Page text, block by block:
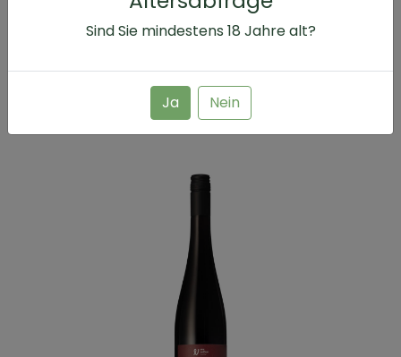
Sind Sie mindestens 18 Jahre alt?
Ja Nein
0.75 l
24.00 €
32.00 € /L